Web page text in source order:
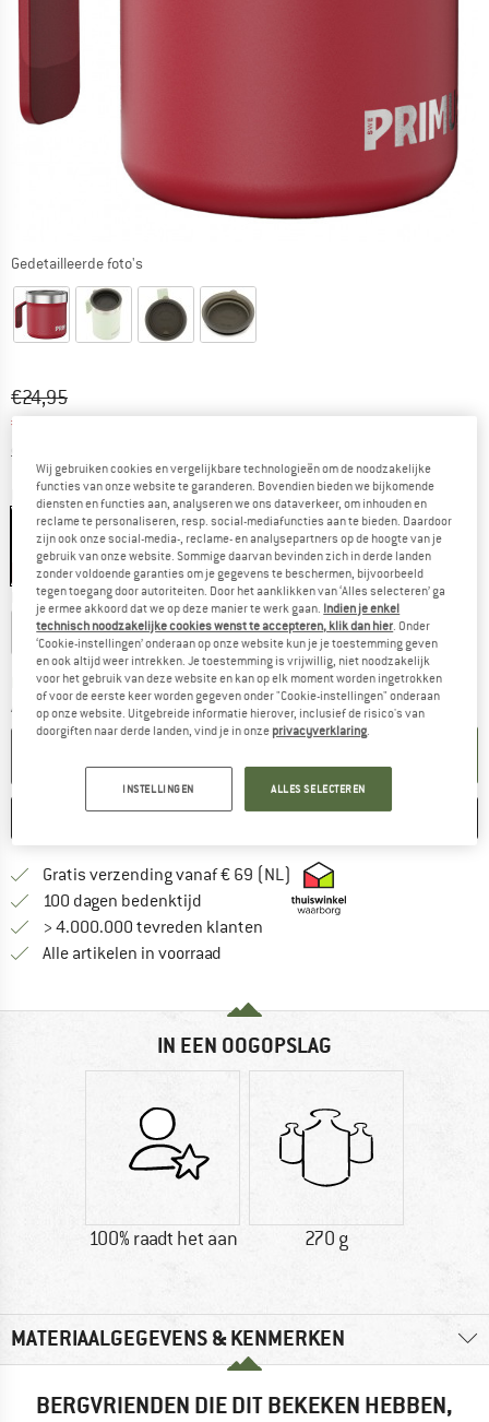
Gedetailleerde foto's
Oorspronkelijke prijs :
€24,95
Prijs:
€
Kleur:Ox Red
-30%
Maat:0,3 l
0,2 l 0,3 l
Levertijd: 3-5 werkdagenDe link wordt geopend in een infovak en bevat
Aantal:
ONTHOUDEN VERGELIJKEN
Gratis verzending vanaf € 69 (NL) Vind hier de
100 dagen bedenktijd Vind de betalingsinformatie hier!
> 4.000.000 tevreden klanten
Alle artikelen in voorraad
IN EEN OOGOPSLAG
100% raadt het aan 270 g
MATERIAALGEGEVENS & KENMERKEN
BERGVRIENDEN DIE DIT BEKEKEN HEBBEN,
Wij gebruiken cookies en vergelijkbare technologieën om de noodzakelijke
functies van onze website te garanderen. Bovendien bieden we bijkomende
diensten en functies aan, analyseren we ons dataverkeer, om inhouden en
reclame te personaliseren, resp. social-mediafuncties aan te bieden. Daardoor
zijn ook onze social-media-, reclame- en analysepartners op de hoogte van je
gebruik van onze website. Sommige daarvan bevinden zich in derde landen
zonder voldoende garanties om je gegevens te beschermen, bijvoorbeeld
tegen toegang door autoriteiten. Door het aanklikken van ‘Alles selecteren’ ga
je ermee akkoord dat we op deze manier te werk gaan. Indien je enkel
technisch noodzakelijke cookies wenst te accepteren, klik dan hier. Onder
‘Cookie-instellingen’ onderaan op onze website kun je je toestemming geven
en ook altijd weer intrekken. Je toestemming is vrijwillig, niet noodzakelijk
voor het gebruik van deze website en kan op elk moment worden ingetrokken
of voor de eerste keer worden gegeven onder "Cookie-instellingen" onderaan
op onze website. Uitgebreide informatie hierover, inclusief de risico's van
doorgiften naar derde landen, vind je in onze privacyverklaring.
INSTELLINGEN ALLES SELECTEREN